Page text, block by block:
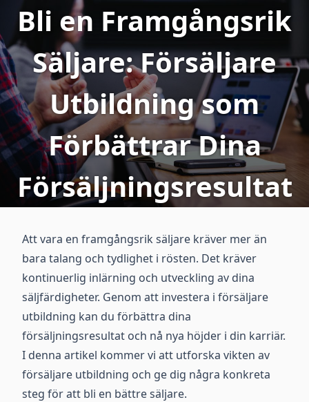
Bli en Framgångsrik
Säljare: Försäljare
Utbildning som
Förbättrar Dina
Försäljningsresultat
Att vara en framgångsrik säljare kräver mer än
bara talang och tydlighet i rösten. Det kräver
kontinuerlig inlärning och utveckling av dina
säljfärdigheter. Genom att investera i försäljare
utbildning kan du förbättra dina
försäljningsresultat och nå nya höjder i din karriär.
I denna artikel kommer vi att utforska vikten av
försäljare utbildning och ge dig några konkreta
steg för att bli en bättre säljare.